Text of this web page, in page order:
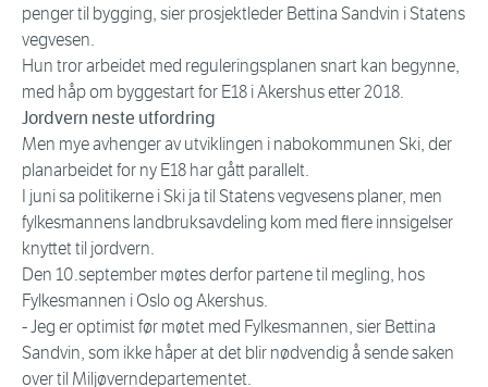
penger til bygging, sier prosjektleder Bettina Sandvin i Statens
vegvesen.
Hun tror arbeidet med reguleringsplanen snart kan begynne,
med håp om byggestart for E18 i Akershus etter 2018.
Jordvern neste utfordring
Men mye avhenger av utviklingen i nabokommunen Ski, der
planarbeidet for ny E18 har gått parallelt.
I juni sa politikerne i Ski ja til Statens vegvesens planer, men
fylkesmannens landbruksavdeling kom med flere innsigelser
knyttet til jordvern.
Den 10.september møtes derfor partene til megling, hos
Fylkesmannen i Oslo og Akershus.
- Jeg er optimist før møtet med Fylkesmannen, sier Bettina
Sandvin, som ikke håper at det blir nødvendig å sende saken
over til Miljøverndepartementet.